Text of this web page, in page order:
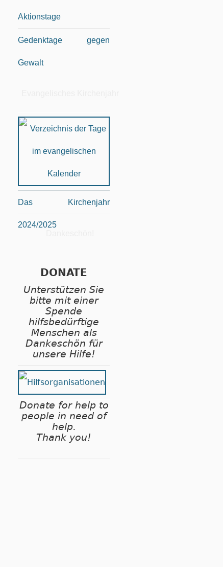
Aktionstage
Gedenktage gegen
Gewalt
Das Kirchenjahr
2024/2025
DONATE
Unterstützen Sie
bitte mit einer
Spende
hilfsbedürftige
Menschen als
Dankeschön für
unsere Hilfe!
Donate for help to
people in need of
help.
Thank you!